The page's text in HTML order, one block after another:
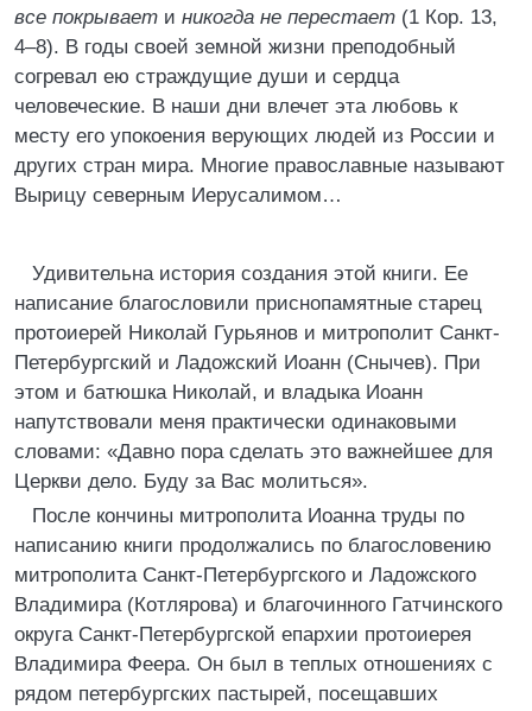
все покрывает и никогда не перестает (1 Кор. 13,
4–8). В годы своей земной жизни преподобный
согревал ею страждущие души и сердца
человеческие. В наши дни влечет эта любовь к
месту его упокоения верующих людей из России и
других стран мира. Многие православные называют
Вырицу северным Иерусалимом…
Удивительна история создания этой книги. Ее
написание благословили приснопамятные старец
протоиерей Николай Гурьянов и митрополит Санкт-
Петербургский и Ладожский Иоанн (Снычев). При
этом и батюшка Николай, и владыка Иоанн
напутствовали меня практически одинаковыми
словами: «Давно пора сделать это важнейшее для
Церкви дело. Буду за Вас молиться».
После кончины митрополита Иоанна труды по
написанию книги продолжались по благословению
митрополита Санкт-Петербургского и Ладожского
Владимира (Котлярова) и благочинного Гатчинского
округа Санкт-Петербургской епархии протоиерея
Владимира Феера. Он был в теплых отношениях с
рядом петербургских пастырей, посещавших